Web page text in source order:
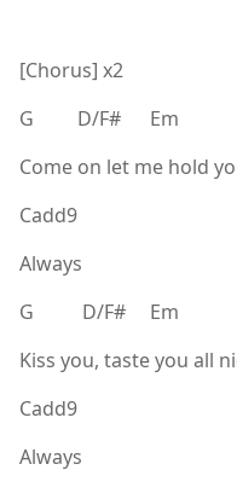
[Chorus] x2
G D/F# Em
Come on let me hold
Cadd9
Always
G D/F# Em
Kiss you, taste you all
Cadd9
Always